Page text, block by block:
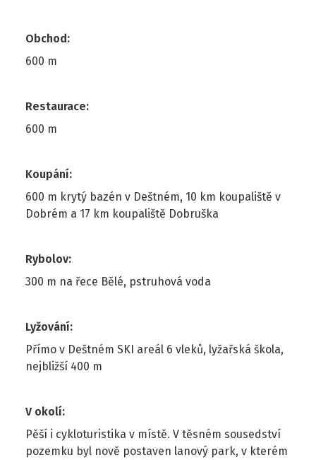
Obchod:
600 m
Restaurace:
600 m
Koupání:
600 m krytý bazén v Deštném, 10 km koupaliště v
Dobrém a 17 km koupaliště Dobruška
Rybolov:
300 m na řece Bělé, pstruhová voda
Lyžování:
Přímo v Deštném SKI areál 6 vleků, lyžařská škola,
nejbližší 400 m
V okolí:
Pěší i cykloturistika v místě. V těsném sousedství
pozemku byl nově postaven lanový park, v kterém